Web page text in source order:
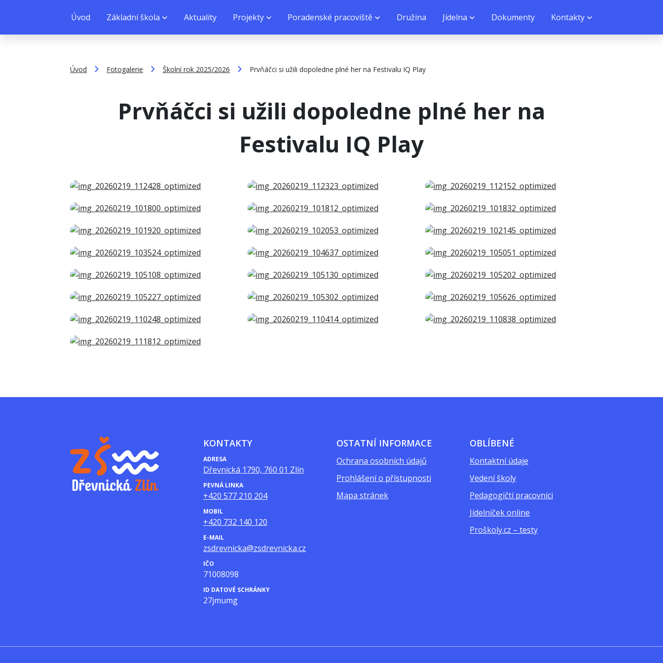
Úvod Základní škola Aktuality Projekty Poradenské pracoviště Družina Jídelna Dokumenty Kontakty
Úvod Fotogalerie Školní rok 2025/2026 Prvňáčci si užili dopoledne plné her na Festivalu IQ Play
Prvňáčci si užili dopoledne plné her na
Festivalu IQ Play
KONTAKTY
ADRESA
Dřevnická 1790, 760 01 Zlín
PEVNÁ LINKA
+420 577 210 204
MOBIL
+420 732 140 120
E-MAIL
zsdrevnicka@zsdrevnicka.cz
IČO
71008098
ID DATOVÉ SCHRÁNKY
27jmumg
OSTATNÍ INFORMACE
Ochrana osobních údajů
Prohlášení o přístupnosti
Mapa stránek
OBLÍBENÉ
Kontaktní údaje
Vedení školy
Pedagogičtí pracovníci
Jídelníček online
Proškoly.cz – testy